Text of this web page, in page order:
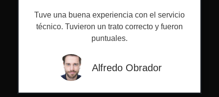
Tuve una buena experiencia con el servicio
técnico. Tuvieron un trato correcto y fueron
puntuales.
Alfredo Obrador